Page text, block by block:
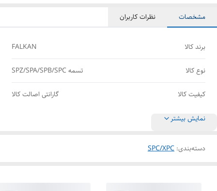
مشخصات نظرات کاربران
برند کالا FALKAN
نوع کالا تسمه SPZ/SPA/SPB/SPC
کیفیت کالا گارانتی اصالت کالا
نمایش بیشتر
دسته‌بندی:
SPC/XPC